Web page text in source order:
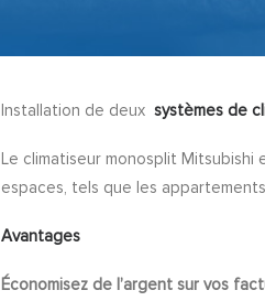
Installation de deux systèmes de
Le climatiseur monosplit
espaces, tels que les
Avantages
Économisez de l’argent sur vos